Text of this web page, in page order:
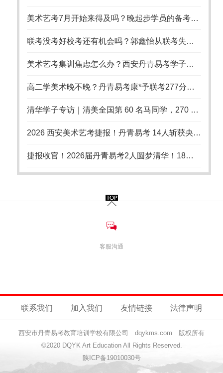
美术艺考7月开始来得及吗？晚起步学员的备考策略
联考没考好校考还有机会吗？郭鑫怡从联考失利到国美录取的逆袭之路
美术艺考集训焦虑怎么办？西安丹青易考学子从崩溃到上岸的备考启示
高二学美术晚不晚？丹青易考康*予联考277分逆袭国美
清华学子专访｜清美全国第 60 名马同学，270 分联考上岸清华美院，艺考从不是捷径
2026 西安美术艺考捷报！丹青易考 14人斩获央清国录取，18 年累计 94 张国美央美清华合格证
捷报收官！2026届丹青易考2人圆梦清华！18年清美培优积淀，持续领跑陕西美术艺考
客服沟通
联系我们 加入我们 友情链接 法律声明
西安市丹青易考教育培训学校有限公司 dqykms.com 版权所有
©2020 DQYK Art Education All Rights Reserved.
陕ICP备19010030号